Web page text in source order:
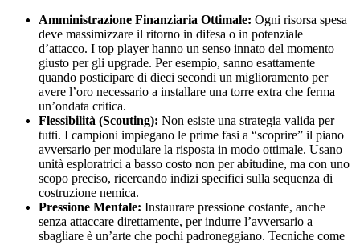
Amministrazione Finanziaria Ottimale: Ogni risorsa spesa
deve massimizzare il ritorno in difesa o in potenziale
d’attacco. I top player hanno un senso innato del momento
giusto per gli upgrade. Per esempio, sanno esattamente
quando posticipare di dieci secondi un miglioramento per
avere l’oro necessario a installare una torre extra che ferma
un’ondata critica.
Flessibilità (Scouting): Non esiste una strategia valida per
tutti. I campioni impiegano le prime fasi a “scoprire” il piano
avversario per modulare la risposta in modo ottimale. Usano
unità esploratrici a basso costo non per abitudine, ma con uno
scopo preciso, ricercando indizi specifici sulla sequenza di
costruzione nemica.
Pressione Mentale: Instaurare pressione costante, anche
senza attaccare direttamente, per indurre l’avversario a
sbagliare è un’arte che pochi padroneggiano. Tecniche come